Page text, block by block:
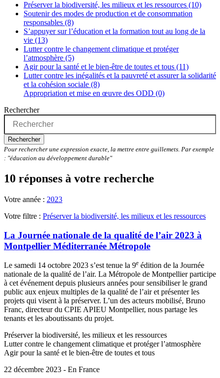
Préserver la biodiversité, les milieux et les ressources (10)
Soutenir des modes de production et de consommation
responsables (8)
S’appuyer sur l’éducation et la formation tout au long de la
vie (13)
Lutter contre le changement climatique et protéger
l’atmosphère (5)
Agir pour la santé et le bien-être de toutes et tous (11)
Lutter contre les inégalités et la pauvreté et assurer la solidarité
et la cohésion sociale (8)
Appropriation et mise en œuvre des ODD (0)
Rechercher
Rechercher
Pour rechercher une expression exacte, la mettre entre guillemets. Par exemple
: "éducation au développement durable"
10 réponses à votre recherche
Votre année : 2023
Votre filtre : Préserver la biodiversité, les milieux et les ressources
La Journée nationale de la qualité de l’air 2023 à
Montpellier Méditerranée Métropole
Le samedi 14 octobre 2023 s’est tenue la 9e édition de la Journée
nationale de la qualité de l’air. La Métropole de Montpellier participe
à cet événement depuis plusieurs années pour sensibiliser le grand
public aux enjeux multiples de la qualité de l’air et présenter les
projets qui visent à la préserver. L’un des acteurs mobilisé, Bruno
Franc, directeur du CPIE APIEU Montpellier, nous partage les
tenants et les aboutissants du projet.
Préserver la biodiversité, les milieux et les ressources
Lutter contre le changement climatique et protéger l’atmosphère
Agir pour la santé et le bien-être de toutes et tous
22 décembre 2023 - En France